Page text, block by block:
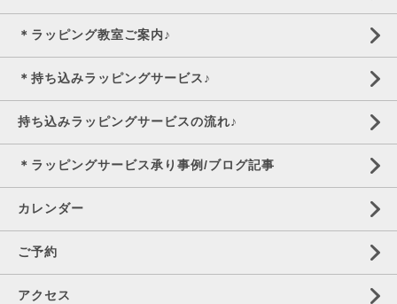
＊ラッピング教室ご案内♪
＊持ち込みラッピングサービス♪
持ち込みラッピングサービスの流れ♪
＊ラッピングサービス承り事例/ブログ記事
カレンダー
ご予約
アクセス